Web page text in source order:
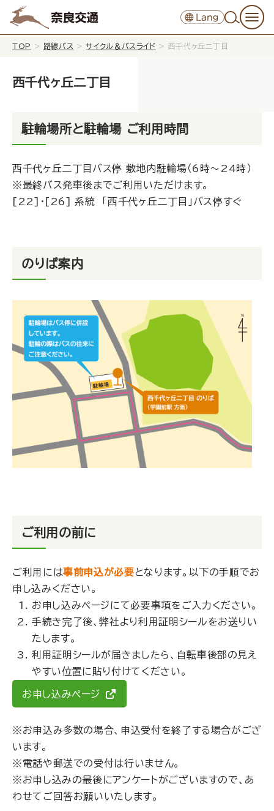
TOP > 路線バス >サイクル＆バスライド > 西千代ヶ丘二丁目
西千代ヶ丘二丁目
駐輪場所と駐輪場 ご利用時間
西千代ヶ丘二丁目バス停 敷地内駐輪場（6時～24時）
※最終バス発車後までご利用いただけます。
[22]・[26] 系統 「西千代ヶ丘二丁目」バス停すぐ
のりば案内
ご利用の前に
ご利用には事前申込が必要となります。以下の手順でお
申し込みください。
お申し込みページにて必要事項をご入力ください。
手続き完了後、弊社より利用証明シールをお送りい
たします。
利用証明シールが届きましたら、自転車後部の見え
やすい位置に貼り付けてください。
お申し込みページ
※お申込み多数の場合、申込受付を終了する場合がござ
います。
※電話や郵送での受付は行いません。
※お申し込みの最後にアンケートがございますので、あ
わせてご回答お願いいたします。